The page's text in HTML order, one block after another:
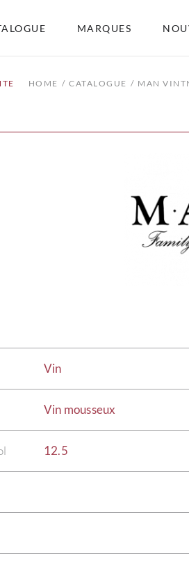
MARQUES
HOME CATALOGUE MAN
Vin
Vin mousseux
12.5